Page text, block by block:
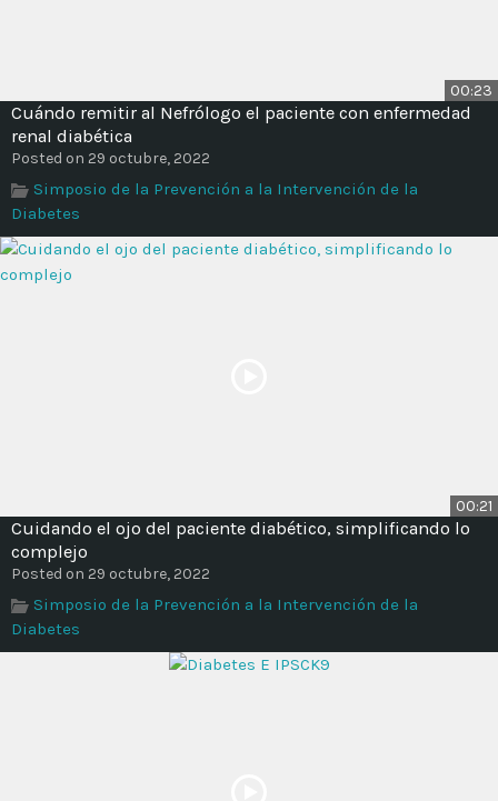
00:23
Cuándo remitir al Nefrólogo el paciente con enfermedad
renal diabética
Posted on 29 octubre, 2022
Simposio de la Prevención a la Intervención de la
Diabetes
00:21
Cuidando el ojo del paciente diabético, simplificando lo
complejo
Posted on 29 octubre, 2022
Simposio de la Prevención a la Intervención de la
Diabetes